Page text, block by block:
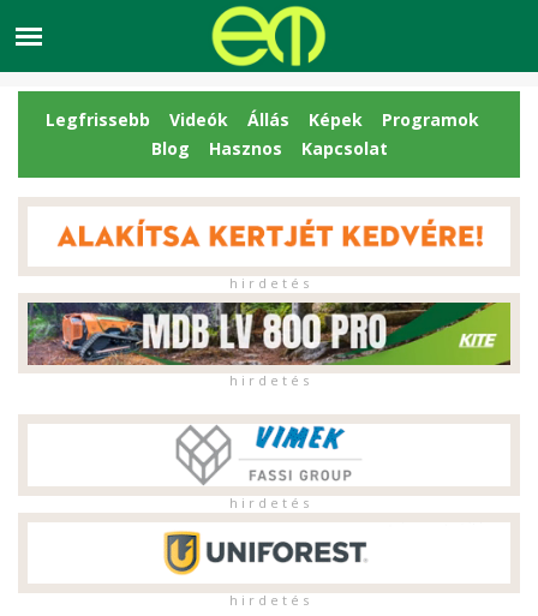
Legfrissebb Videók Állás Képek
Programok
Blog
Hasznos Kapcsolat
h i r d e t é s
h i r d e t é s
h i r d e t é s
h i r d e t é s